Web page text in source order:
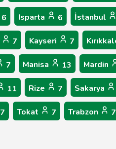
6 Isparta 6 İstanbul
7 Kayseri 7
7 Manisa 13 Mardin
11 Rize 7 Sakarya
7 Tokat 7 Trabzon 7